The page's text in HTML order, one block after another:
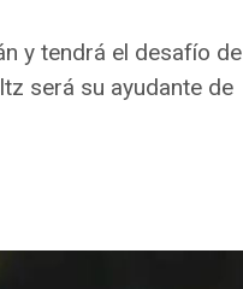
y tendrá el desafío de
será su ayudante de